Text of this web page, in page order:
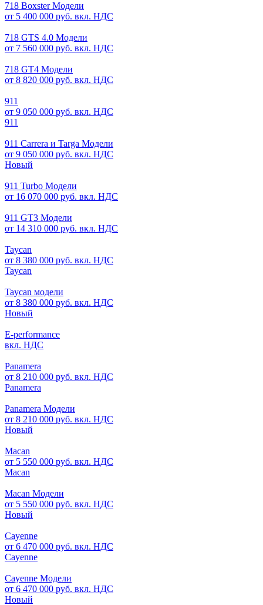
718 Boxster Модели
от 5 400 000 руб. вкл. НДС
718 GTS 4.0 Модели
от 7 560 000 руб. вкл. НДС
718 GT4 Модели
от 8 820 000 руб. вкл. НДС
911
от 9 050 000 руб. вкл. НДС
911
911 Carrera и Targa Модели
от 9 050 000 руб. вкл. НДС
Новый
911 Turbo Модели
от 16 070 000 руб. вкл. НДС
911 GT3 Модели
от 14 310 000 руб. вкл. НДС
Taycan
от 8 380 000 руб. вкл. НДС
Taycan
Taycan модели
от 8 380 000 руб. вкл. НДС
Новый
E-performance
вкл. НДС
Panamera
от 8 210 000 руб. вкл. НДС
Panamera
Panamera Модели
от 8 210 000 руб. вкл. НДС
Новый
Macan
от 5 550 000 руб. вкл. НДС
Macan
Macan Модели
от 5 550 000 руб. вкл. НДС
Новый
Cayenne
от 6 470 000 руб. вкл. НДС
Cayenne
Cayenne Модели
от 6 470 000 руб. вкл. НДС
Новый